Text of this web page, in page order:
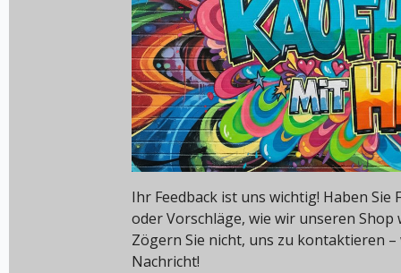
Ihr Feedback ist uns wichtig! Haben
oder Vorschläge, wie wir unseren
Zögern Sie nicht, uns zu kontaktieren
Nachricht!